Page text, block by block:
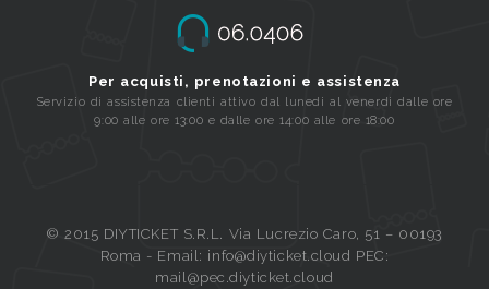
Per acquisti, prenotazioni e assistenza
Servizio di assistenza clienti attivo dal lunedi al venerdi dalle ore
9:00 alle ore 13:00 e dalle ore 14:00 alle ore 18:00
© 2015 DIYTICKET S.R.L. Via Lucrezio Caro, 51 – 00193
Roma - Email: info@diyticket.cloud PEC:
mail@pec.diyticket.cloud